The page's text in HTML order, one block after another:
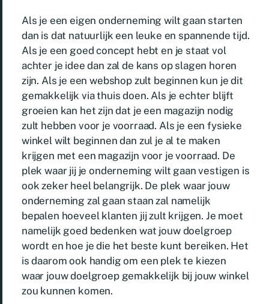
Als je een eigen onderneming wilt gaan starten
dan is dat natuurlijk een leuke en spannende tijd.
Als je een goed concept hebt en je staat vol
achter je idee dan zal de kans op slagen horen
zijn. Als je een webshop zult beginnen kun je dit
gemakkelijk via thuis doen. Als je echter blijft
groeien kan het zijn dat je een magazijn nodig
zult hebben voor je voorraad. Als je een fysieke
winkel wilt beginnen dan zul je al te maken
krijgen met een magazijn voor je voorraad. De
plek waar jij je onderneming wilt gaan vestigen is
ook zeker heel belangrijk. De plek waar jouw
onderneming zal gaan staan zal namelijk
bepalen hoeveel klanten jij zult krijgen. Je moet
namelijk goed bedenken wat jouw doelgroep
wordt en hoe je die het beste kunt bereiken. Het
is daarom ook handig om een plek te kiezen
waar jouw doelgroep gemakkelijk bij jouw winkel
zou kunnen komen.